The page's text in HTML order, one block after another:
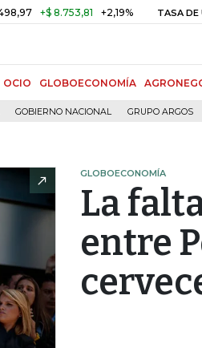
+$ 8.753,81 +2,19% TASA DE USURA
OCIO GLOBOECONOMÍA
GOBIERNO NACIONAL GRUPO ARGOS
GLOBOECONOMÍA
La
entre